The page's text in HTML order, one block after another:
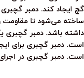
گچ ایجاد کند. دمبر گچبری
ساخته می‌شود تا مقاومت و
داشته باشد. دمبر گچبری
است. دمبر گچبری برای
است. دمبر گچبری در